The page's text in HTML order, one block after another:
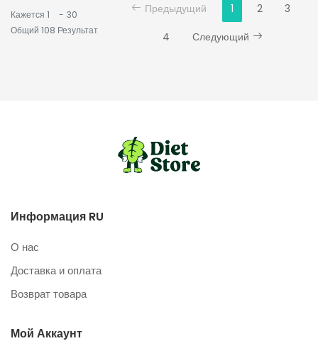
Кажется 1 - 30
Общий 108 Результат
Предыдущий 1 2
3
4
Следующий
Информация RU
О нас
Доставка и оплата
Возврат товара
Мой Аккаунт